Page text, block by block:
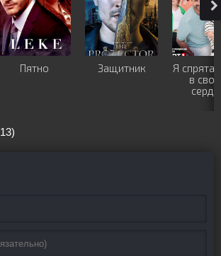
Пятно Защитник
Я
в